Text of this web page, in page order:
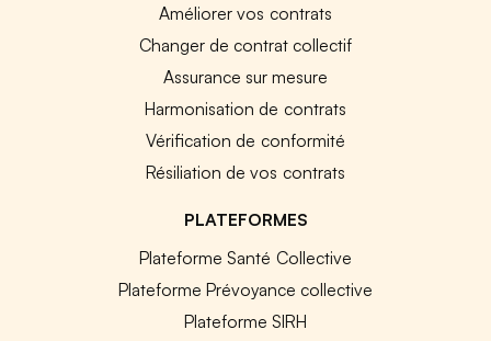
Améliorer vos contrats
Changer de contrat collectif
Assurance sur mesure
Harmonisation de contrats
Vérification de conformité
Résiliation de vos contrats
PLATEFORMES
Plateforme Santé Collective
Plateforme Prévoyance collective
Plateforme SIRH